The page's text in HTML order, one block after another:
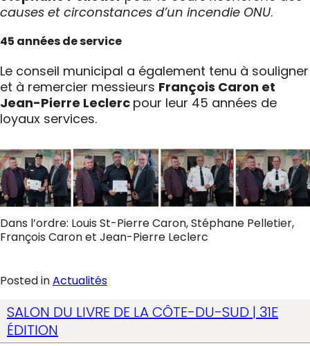
causes et circonstances d’un incendie ONU.
45 années de service
Le conseil municipal a également tenu à souligner
et à remercier messieurs François Caron et
Jean-Pierre Leclerc pour leur 45 années de
loyaux services.
Dans l’ordre: Louis St-Pierre Caron, Stéphane Pelletier,
François Caron et Jean-Pierre Leclerc
Posted inActualités
SALON DU LIVRE DE LA CÔTE-DU-SUD | 31E
ÉDITION